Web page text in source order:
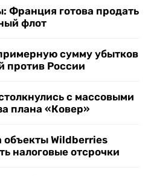
Франция готова продать
флот
сумму убытков
против России
с массовыми
плана «Ковер»
Wildberries
налоговые отсрочки